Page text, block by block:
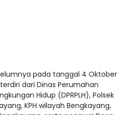
pada tanggal 4 Oktober
dari Dinas Perumahan
Hidup (DPRPLH), Polsek
KPH wilayah Bengkayang,